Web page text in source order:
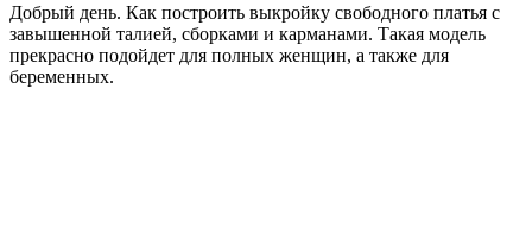
Добрый день. Как построить выкройку свободного платья с
завышенной талией, сборками и карманами. Такая модель
прекрасно подойдет для полных женщин, а также для
беременных.